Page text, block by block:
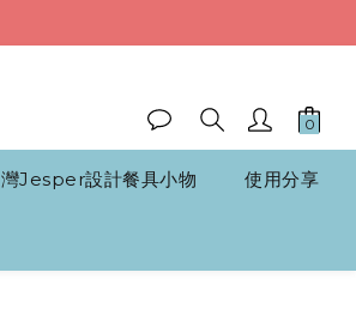
Jesper設計餐具小物 使用分享